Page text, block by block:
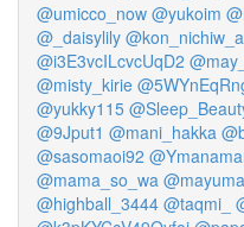
@umicco_now @yukoim
@_daisylily @kon_nichiw_a
@i3E3vcILcvcUqD2
@misty_kirie
@yukky115
@9Jput1 @mani_hakka
@sasomaoi92
@mama_so_wa
@highball_3444 @taqmi_